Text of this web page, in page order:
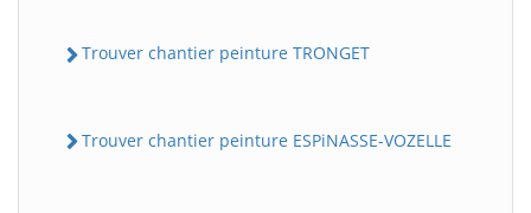
Trouver chantier peinture TRONGET
Trouver chantier peinture ESPiNASSE-VOZELLE